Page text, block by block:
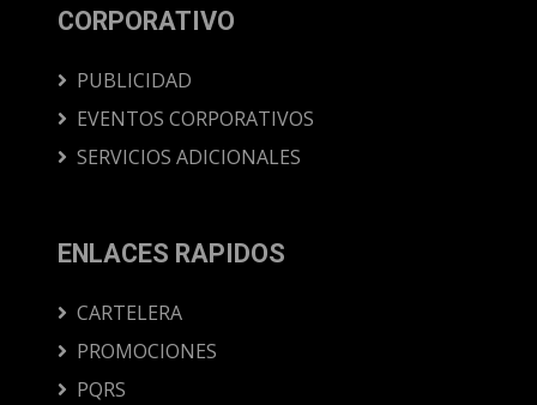
CORPORATIVO
PUBLICIDAD
EVENTOS CORPORATIVOS
SERVICIOS ADICIONALES
ENLACES RAPIDOS
CARTELERA
PROMOCIONES
PQRS